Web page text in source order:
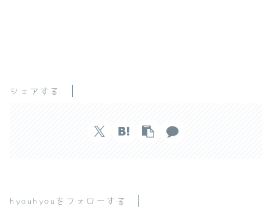
シェアする
hyouhyouをフォローする